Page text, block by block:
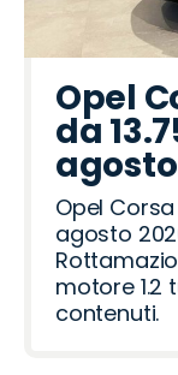
u
g
e
o
t
e
c
o
o
n
d
R
o
v
e
r
n
c
i
a
t
r
o
ë
n
u
n
d
a
i
f
a
R
o
m
e
o
a
t
o
d
a
p
r
a
e
l
e
p
a
r
t
h
a
t
z
d
a
Opel
da
Opel
agosto
motore 1.2
contenuti.